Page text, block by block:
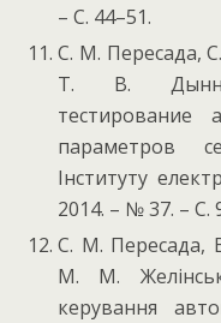
– С. 44–51.
С. М. Пересада,
Т. В. Дынник
тестирование
параметров
Інституту
2014. – № 37. – С.
С. М. Пересада,
М. М.
керування